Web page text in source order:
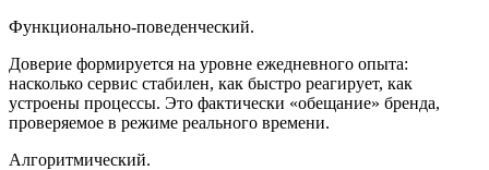
Функционально-поведенческий.
Доверие формируется на уровне ежедневного опыта:
насколько сервис стабилен, как быстро реагирует, как
устроены процессы. Это фактически «обещание» бренда,
проверяемое в режиме реального времени.
Алгоритмический.